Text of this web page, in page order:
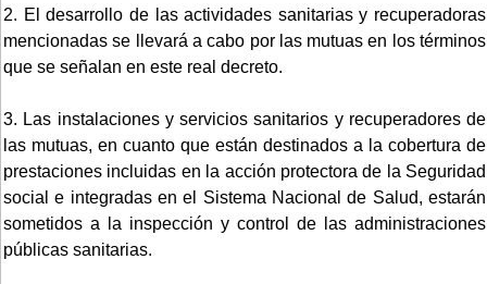
2. El desarrollo de las actividades sanitarias y recuperadoras
mencionadas se llevará a cabo por las mutuas en los términos
que se señalan en este real decreto.
3. Las instalaciones y servicios sanitarios y recuperadores de
las mutuas, en cuanto que están destinados a la cobertura de
prestaciones incluidas en la acción protectora de la Seguridad
social e integradas en el Sistema Nacional de Salud, estarán
sometidos a la inspección y control de las administraciones
públicas sanitarias.